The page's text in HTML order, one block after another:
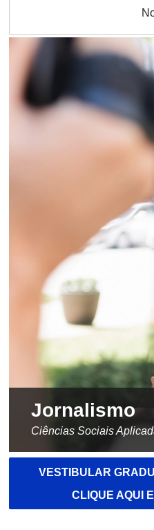
Jornalismo
Ciências Sociais
VESTIBULAR
CLIQUE AQUI